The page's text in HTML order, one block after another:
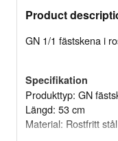
Product
GN 1/1 fästskena i
Specifikation
Produkttyp: GN
Längd: 53 cm
Material: Rostfritt stål